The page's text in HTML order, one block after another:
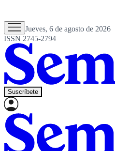
Jueves, 6 de agosto de 2026
ISSN 2745-2794
Suscríbete